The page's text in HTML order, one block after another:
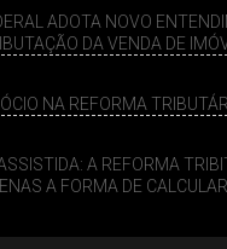
ADOTA NOVO
DA VENDA DE
NA REFORMA
A REFORMA
A FORMA DE